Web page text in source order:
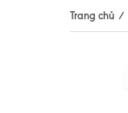
Trang chủ /